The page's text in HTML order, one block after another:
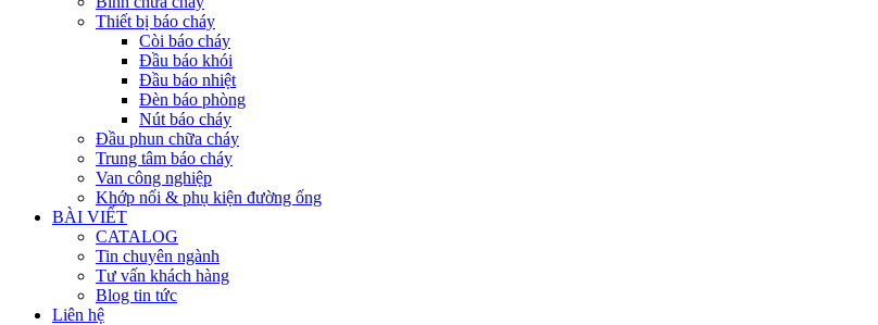
Thiết bị báo cháy
Còi báo cháy
Đầu báo khói
Đầu báo nhiệt
Đèn báo phòng
Nút báo cháy
Đầu phun chữa cháy
Trung tâm báo cháy
Van công nghiệp
Khớp nối & phụ kiện đường ống
BÀI VIẾT
CATALOG
Tin chuyên ngành
Tư vấn khách hàng
Blog tin tức
Liên hệ